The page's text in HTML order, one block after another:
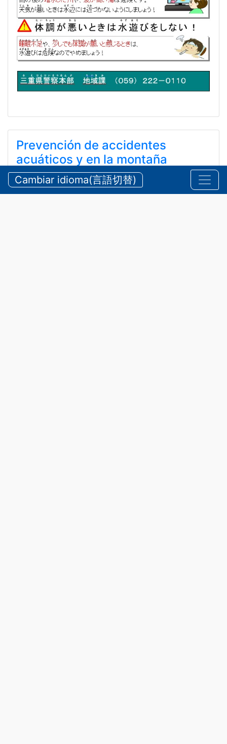
Prevención de accidentes
acuáticos y en la montaña
durante el verano
【三重県警察本部】夏期における水難・山岳遭難の防
Cambiar idioma(言語切替)